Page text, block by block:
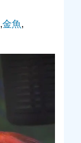
,金魚,